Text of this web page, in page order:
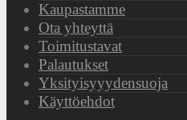
Kaupastamme
Ota yhteyttä
Toimitustavat
Palautukset
Yksityisyyydensuoja
Käyttöehdot